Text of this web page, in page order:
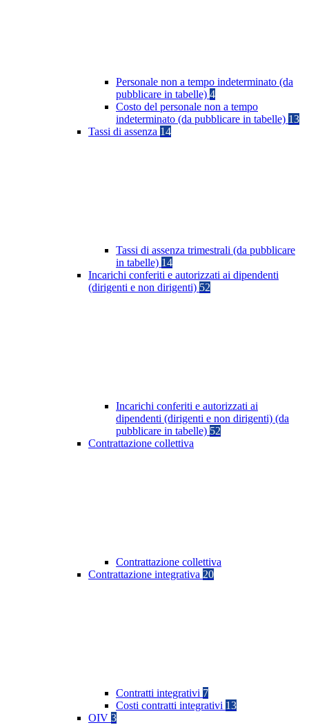
Personale non a tempo indeterminato (da
pubblicare in tabelle) 4
Costo del personale non a tempo
indeterminato (da pubblicare in tabelle) 13
Tassi di assenza 14
Tassi di assenza trimestrali (da pubblicare
in tabelle) 14
Incarichi conferiti e autorizzati ai dipendenti
(dirigenti e non dirigenti) 52
Incarichi conferiti e autorizzati ai
dipendenti (dirigenti e non dirigenti) (da
pubblicare in tabelle) 52
Contrattazione collettiva
Contrattazione collettiva
Contrattazione integrativa 20
Contratti integrativi 7
Costi contratti integrativi 13
OIV 3